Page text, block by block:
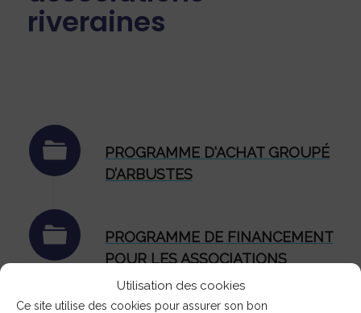
Utilisation des cookies
Ce site utilise des cookies pour assurer son bon
riveraines
PROGRAMME D‘ACHAT GROUPÉ
D’ARBUSTES
PROGRAMME DE FINANCEMENT
POUR LES ASSOCIATIONS
RIVERAINES